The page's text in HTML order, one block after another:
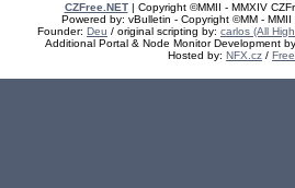
CZFree.NET| Copyright ©MMII - MMXIV
Powered by: vBulletin - Copyright ©MM - MMII
Founder: Deu / original scripting by: carlos (All
Additional Portal & Node Monitor Development
Hosted by: NFX.cz /